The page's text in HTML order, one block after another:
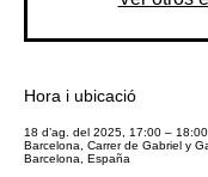
Hora i ubicació
18 d’ag. del 2025, 17:00 – 18:00
Barcelona, Carrer de Gabriel y
Barcelona, España